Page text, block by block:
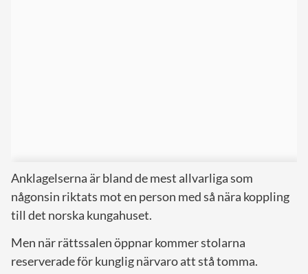
Anklagelserna är bland de mest allvarliga som
någonsin riktats mot en person med så nära koppling
till det norska kungahuset.
Men när rättssalen öppnar kommer stolarna
reserverade för kunglig närvaro att stå tomma.